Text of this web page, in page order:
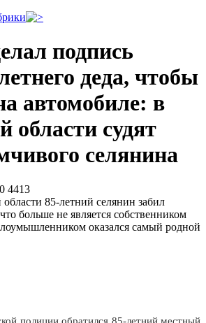
подпись
деда, чтобы
автомобиле: в
области судят
селянина
4413
85-летний селянин забил
больше не является собственником
оказался самый родной